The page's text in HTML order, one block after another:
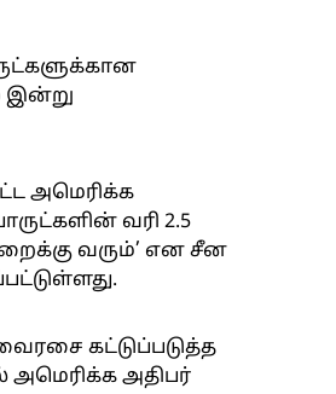
இன்று
அமெரிக்க
வரி 2.5
வரும்’ என சீன
கட்டுப்படுத்த
அதிபர்